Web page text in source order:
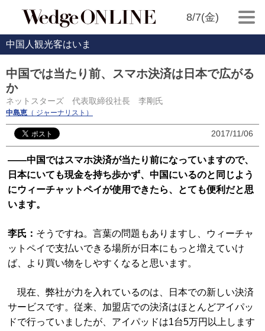
8/7(金)
中国人観光客はいま
中国では当たり前、スマホ決済は日本で広がる
か
ネットスターズ 代表取締役社長 李剛氏
中島恵 （ ジャーナリスト）
2017/11/06
――中国ではスマホ決済が当たり前になっていますので、
日本にいても現金を持ち歩かず、中国にいるのと同じよう
にウィーチャットペイが使用できたら、とても便利だと思
います。
李氏： そうですね。言葉の問題もありますし、ウィーチャ
ットペイで支払いできる場所が日本にもっと増えていけ
ば、より買い物をしやすくなると思います。
現在、弊社が力を入れているのは、日本での新しい決済
サービスです。従来、加盟店での決済はほとんどアイパッ
ドで行っていましたが、アイパッドは1台5万円以上します